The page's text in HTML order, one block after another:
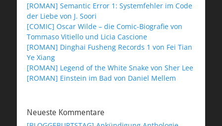
[ROMAN] Semantic Error 1: Systemfehler im Code
der Liebe von J. Soori
[COMIC] Oscar Wilde – die Comic-Biografie von
Tommaso Vitiello und Licia Cascione
[ROMAN] Dinghai Fusheng Records 1 von Fei Tian
Ye Xiang
[ROMAN] Legend of the White Snake von Sher Lee
[ROMAN] Einstein im Bad von Daniel Mellem
Neueste Kommentare